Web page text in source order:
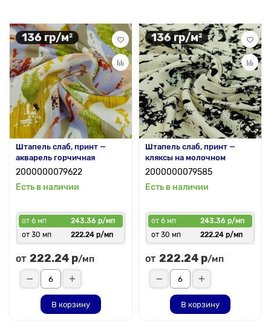
136 гр/м²
Штапель слаб, принт —
акварель горчичная
2000000079622
Есть в наличии
от 6 мп
243.36 р/мп
от 30 мп
222.24 р/мп
от 222.24 р/мп
В корзину
136 гр/м²
Штапель слаб, принт —
кляксы на молочном
2000000079585
Есть в наличии
от 6 мп
243.36 р/мп
от 30 мп
222.24 р/мп
от 222.24 р/мп
В корзину